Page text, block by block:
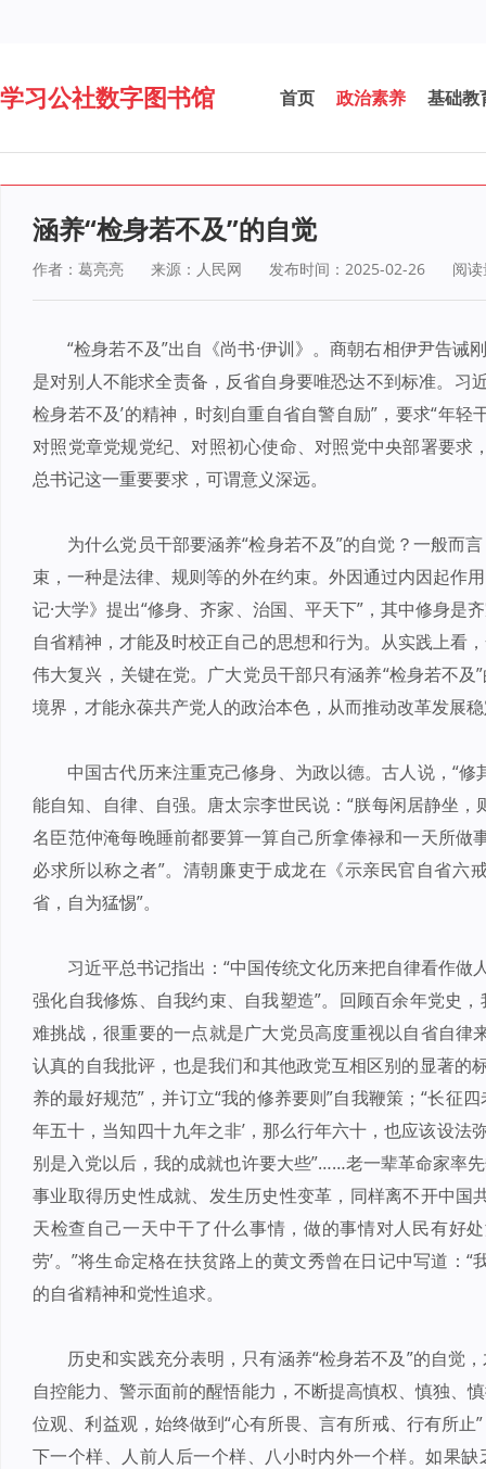
学习公社数字图书馆 首页 政治素养 基础教
涵养“检身若不及”的自觉
作者：葛亮亮 来源：人民网 发布时间：2025-02-26 阅
“检身若不及”出自《尚书·伊训》。商朝右相伊尹告诫
是对别人不能求全责备，反省自身要唯恐达不到标准。习
检身若不及’的精神，时刻自重自省自警自励”，要求“年轻
对照党章党规党纪、对照初心使命、对照党中央部署要求
总书记这一重要要求，可谓意义深远。
为什么党员干部要涵养“检身若不及”的自觉？一般而
束，一种是法律、规则等的外在约束。外因通过内因起作
记·大学》提出“修身、齐家、治国、平天下”，其中修身
自省精神，才能及时校正自己的思想和行为。从实践上看
伟大复兴，关键在党。广大党员干部只有涵养“检身若不
境界，才能永葆共产党人的政治本色，从而推动改革发展
中国古代历来注重克己修身、为政以德。古人说，“
能自知、自律、自强。唐太宗李世民说：“朕每闲居静坐
名臣范仲淹每晚睡前都要算一算自己所拿俸禄和一天所做
必求所以称之者”。清朝廉吏于成龙在《示亲民官自省六
省，自为猛惕”。
习近平总书记指出：“中国传统文化历来把自律看作做
强化自我修炼、自我约束、自我塑造”。回顾百余年党史
难挑战，很重要的一点就是广大党员高度重视以自省自律
认真的自我批评，也是我们和其他政党互相区别的显著的
养的最好规范”，并订立“我的修养要则”自我鞭策；“长征
年五十，当知四十九年之非’，那么行年六十，也应该设法
别是入党以后，我的成就也许要大些”……老一辈革命家率
事业取得历史性成就、发生历史性变革，同样离不开中国
天检查自己一天中干了什么事情，做的事情对人民有好
劳’。”将生命定格在扶贫路上的黄文秀曾在日记中写道：
的自省精神和党性追求。
历史和实践充分表明，只有涵养“检身若不及”的自觉
自控能力、警示面前的醒悟能力，不断提高慎权、慎独、
位观、利益观，始终做到“心有所畏、言有所戒、行有所
下一个样、人前人后一个样、八小时内外一个样。如果